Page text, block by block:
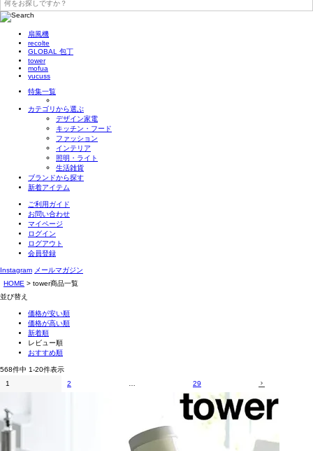
扇風機
recolte
GLOBAL 包丁
tower
mofua
yucuss
特集一覧
カテゴリから選ぶ
デザイン家電
キッチン・フード
ファッション
インテリア
照明・ライト
生活雑貨
ブランドから探す
新着アイテム
ご利用ガイド
お問い合わせ
マイページ
ログイン
ログアウト
会員登録
Instagram メールマガジン
HOME
tower商品一覧
並び替え
価格が安い順
価格が高い順
新着順
レビュー順
おすすめ順
568件中 1-20件表示
1
2 29